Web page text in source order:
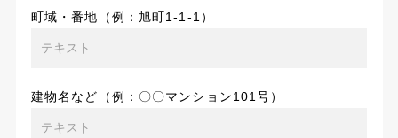
町域・番地（例：旭町1-1-1）
建物名など（例：〇〇マンション101号）